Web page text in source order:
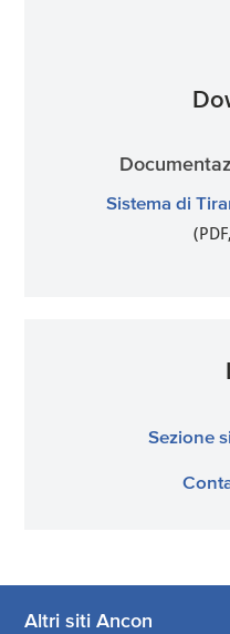
Sistema di
Sezione
Altri siti Ancon